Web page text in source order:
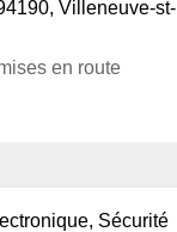
Villeneuve-st-
en route
Sécurité